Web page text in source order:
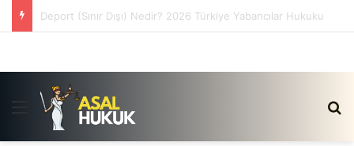
Satış Vaadi Sözleşmesi İptali Nedir?
Menü